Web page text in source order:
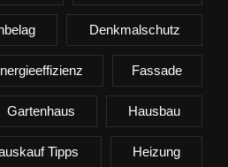
Denkmalschutz
Fassade
Gartenhaus Hausbau
Tipps Heizung